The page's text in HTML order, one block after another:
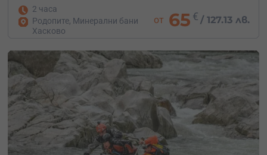
2 часа
Родопите, Минерални бани
Хасково
от 65 € /127.13 лв.